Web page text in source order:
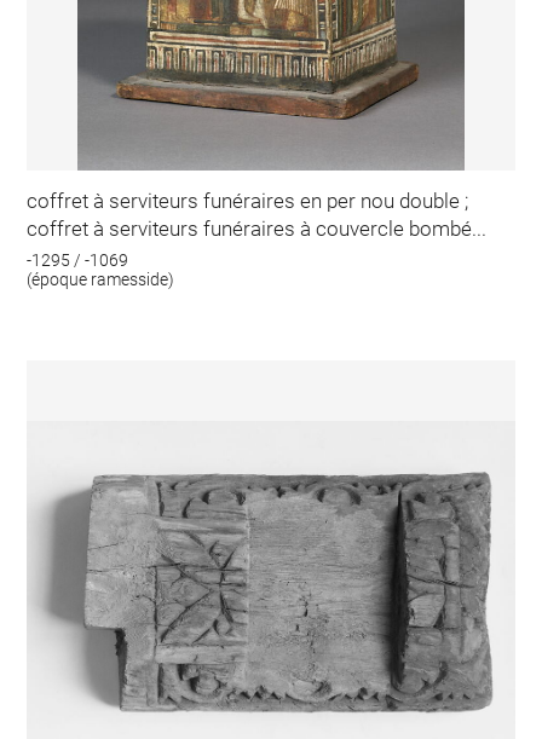
coffret à serviteurs funéraires en per nou double ;
coffret à serviteurs funéraires à couvercle bombé...
-1295 / -1069
(époque ramesside)